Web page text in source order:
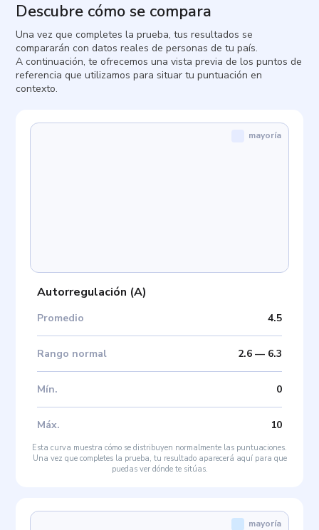
Descubre cómo se compara
Una vez que completes la prueba, tus resultados se
compararán con datos reales de personas de tu país.
A continuación, te ofrecemos una vista previa de los puntos de
referencia que utilizamos para situar tu puntuación en
contexto.
Autorregulación (A)
Promedio 4.5
Rango normal 2.6— 6.3
Mín. 0
Máx. 10
mayoría
Esta curva muestra cómo se distribuyen normalmente las puntuaciones.
Una vez que completes la prueba, tu resultado aparecerá aquí para que
puedas ver dónde te sitúas.
mayoría